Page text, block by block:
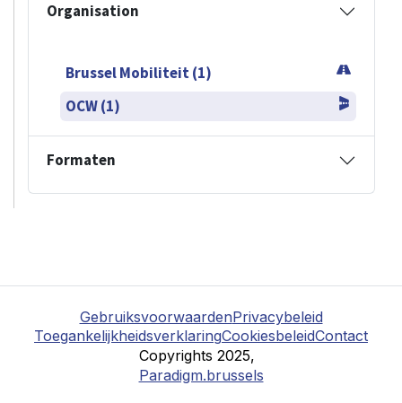
Organisation
Brussel Mobiliteit (1)
OCW (1)
Formaten
GebruiksvoorwaardenPrivacybeleid
ToegankelijkheidsverklaringCookiesbeleidContact
Copyrights 2025,
Paradigm.brussels